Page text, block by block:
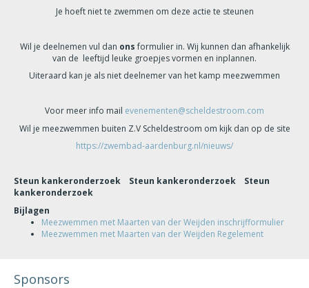
Je hoeft niet te zwemmen om deze actie te steunen
Wil je deelnemen vul dan onsformulier in. Wij kunnen dan afhankelijk
van de leeftijd leuke groepjes vormen en inplannen.
Uiteraard kan je als niet deelnemer van het kamp meezwemmen
Voor meer info mail evenementen@scheldestroom.com
Wil je meezwemmen buiten Z.V Scheldestroom om kijk dan op de site
https://zwembad-aardenburg.nl/nieuws/
Steun kankeronderzoek Steun kankeronderzoek Steun
kankeronderzoek
Bijlagen
Meezwemmen met Maarten van der Weijden inschrijfformulier
Meezwemmen met Maarten van der Weijden Regelement
Sponsors